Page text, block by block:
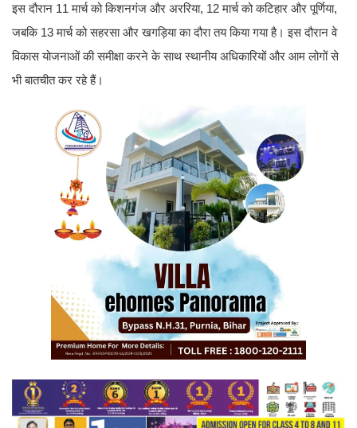
इस दौरान 11 मार्च को किशनगंज और अररिया, 12 मार्च को कटिहार और पूर्णिया,
जबकि 13 मार्च को सहरसा और खगड़िया का दौरा तय किया गया है। इस दौरान वे
विकास योजनाओं की समीक्षा करने के साथ स्थानीय अधिकारियों और आम लोगों से
भी बातचीत कर रहे हैं।